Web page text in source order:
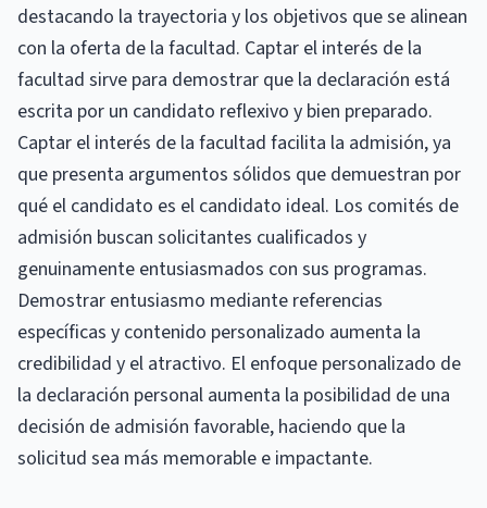
destacando la trayectoria y los objetivos que se alinean
con la oferta de la facultad. Captar el interés de la
facultad sirve para demostrar que la declaración está
escrita por un candidato reflexivo y bien preparado.
Captar el interés de la facultad facilita la admisión, ya
que presenta argumentos sólidos que demuestran por
qué el candidato es el candidato ideal. Los comités de
admisión buscan solicitantes cualificados y
genuinamente entusiasmados con sus programas.
Demostrar entusiasmo mediante referencias
específicas y contenido personalizado aumenta la
credibilidad y el atractivo. El enfoque personalizado de
la declaración personal aumenta la posibilidad de una
decisión de admisión favorable, haciendo que la
solicitud sea más memorable e impactante.